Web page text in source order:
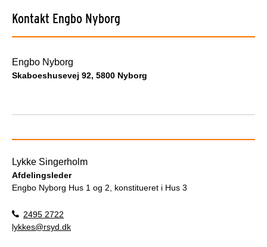
Kontakt Engbo Nyborg
Engbo Nyborg
Skaboeshusevej 92, 5800 Nyborg
Lykke Singerholm
Afdelingsleder
Engbo Nyborg Hus 1 og 2, konstitueret i Hus 3
2495 2722
lykkes@rsyd.dk